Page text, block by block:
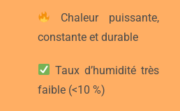
Chaleur puissante,
constante et durable
Taux d’humidité très
faible (<10 %)